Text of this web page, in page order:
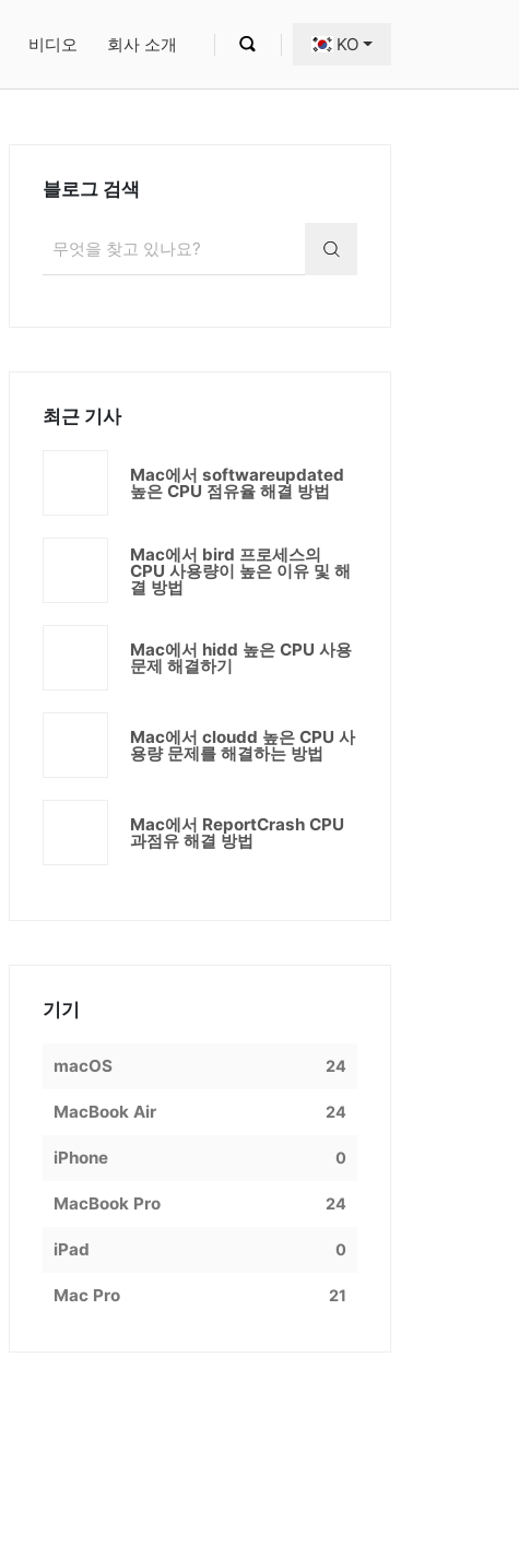
비디오 회사 소개 KO
블로그 검색
최근 기사
Mac에서 softwareupdated
높은 CPU 점유율 해결 방법
Mac에서 bird 프로세스의
CPU 사용량이 높은 이유 및 해
결 방법
Mac에서 hidd 높은 CPU 사용
문제 해결하기
Mac에서 cloudd 높은 CPU 사
용량 문제를 해결하는 방법
Mac에서 ReportCrash CPU
과점유 해결 방법
기기
macOS 24
MacBook Air 24
iPhone 0
MacBook Pro 24
iPad 0
Mac Pro 21